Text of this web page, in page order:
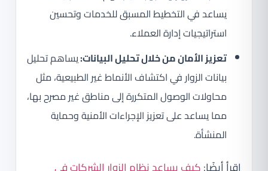
يساعد في التخطيط المسبق للخدمات وتحسين
استراتيجيات إدارة العملاء.
تعزيز الأمان من خلال تحليل البيانات:يساهم تحليل
بيانات الزوار في اكتشاف الأنماط غير الطبيعية، مثل
محاولات الوصول المتكررة إلى مناطق غير مصرح بها،
مما يساعد على تعزيز الإجراءات الأمنية وحماية
المنشأة.